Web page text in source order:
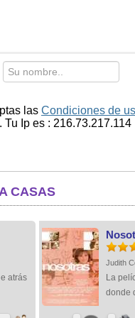
las Condiciones de
Ip es : 216.73.217.114
CASAS
atrás
Judith
La
donde